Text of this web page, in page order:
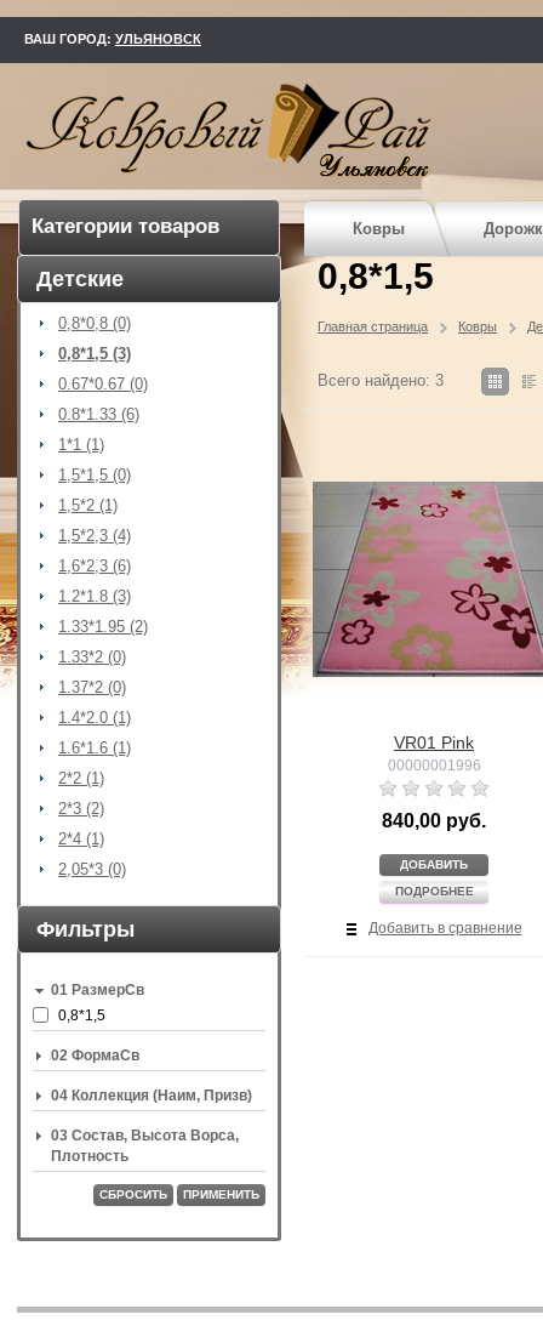
ВАШ ГОРОД: УЛЬЯНОВСК
Категории товаров Ковры
Детские
0,8*0,8 (0)
0,8*1,5 (3)
0.67*0.67 (0)
0.8*1.33 (6)
1*1 (1)
1,5*1,5 (0)
1,5*2 (1)
1,5*2,3 (4)
1,6*2,3 (6)
1.2*1.8 (3)
1.33*1.95 (2)
1.33*2 (0)
1.37*2 (0)
1.4*2.0 (1)
1.6*1.6 (1)
2*2 (1)
2*3 (2)
2*4 (1)
2,05*3 (0)
Фильтры
01 РазмерСв
0,8*1,5
02 ФормаСв
04 Коллекция (Наим, Призв)
03 Состав, Высота Ворса,
Плотность
СБРОСИТЬ ПРИМЕНИТЬ
0,8*1,5
Главная страница Ковры
Всего найдено: 3
VR01 Pink
00000001996
840,00 руб.
ДОБАВИТЬ
ПОДРОБНЕЕ
Добавить в сравнение